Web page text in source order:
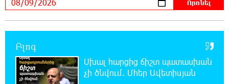
21:48:41 8-08-2026
Ալիևն ու Թրամփը հեռախոսազրույց են
21:29:45 8-08-2026
«Ինտեր»-ը հաղթեց «Յուվենտուս»-ին
Բլոգ
Սխալ հարցից ճիշտ պատասխան
չի ծնվում. Մհեր Ավետիսյան